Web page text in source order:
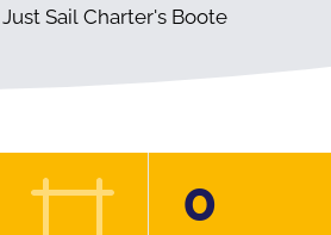
Just Sail Charter's Boote
0